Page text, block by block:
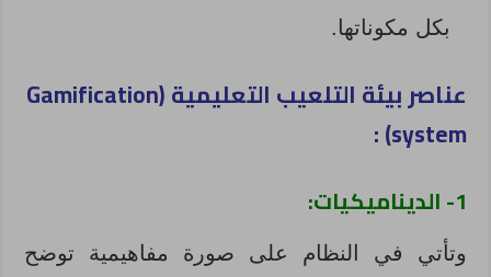
بكل مكوناتها.
عناصر بيئة التلعيب التعليمية (Gamification
system) :
1- الديناميكيات:
وتأتي في النظام على صورة مفاهيمية توضح